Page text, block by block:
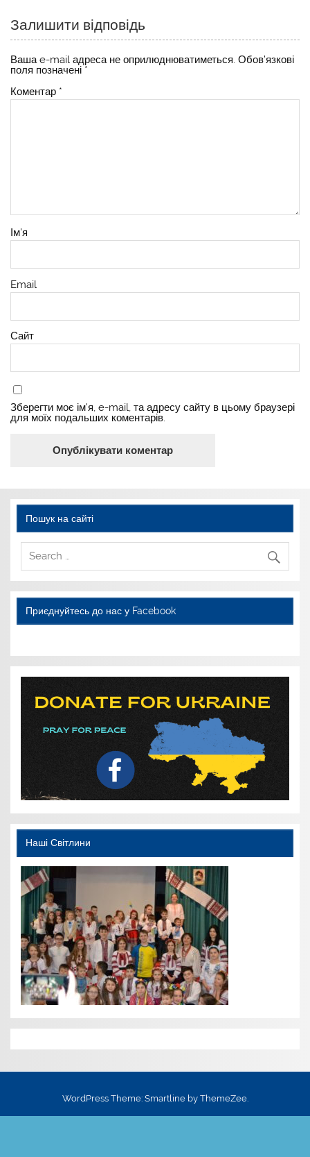
Залишити відповідь
Ваша e-mail адреса не оприлюднюватиметься. Обов’язкові
поля позначені *
Коментар *
Ім'я
Email
Сайт
Зберегти моє ім'я, e-mail, та адресу сайту в цьому браузері
для моїх подальших коментарів.
Пошук на сайті
Приєднуйтесь до нас у Facebook
Наші Світлини
WordPress Theme: Smartline by ThemeZee.